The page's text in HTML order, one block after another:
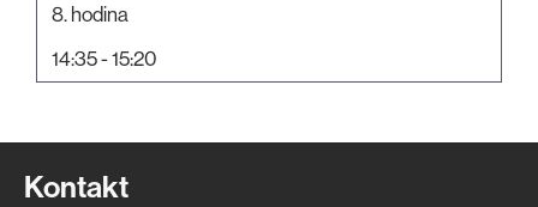
8. hodina
14:35 - 15:20
Kontakt